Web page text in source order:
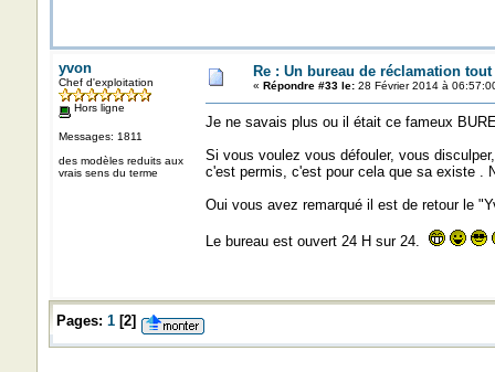
yvon
Chef d'exploitation
Hors ligne
Messages: 1811
des modèles reduits aux
vrais sens du terme
Re : Un bureau de réclamation
« Répondre #33 le:28 Février 2014 à
Je ne savais plus ou il était ce fameux
Si vous voulez vous défouler, vous
c'est permis, c'est pour cela que sa existe .
Oui vous avez remarqué il est de retour le
Le bureau est ouvert 24 H sur 24.
Pages: 1[2]